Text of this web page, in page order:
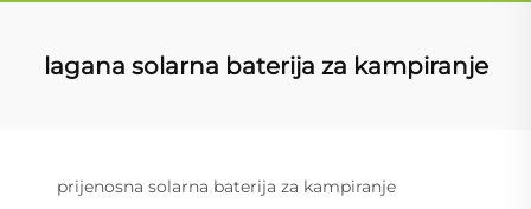
lagana solarna baterija za kampiranje
prijenosna solarna baterija za kampiranje